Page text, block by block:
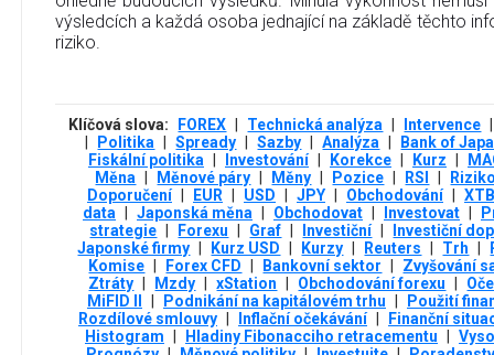
výsledcích a každá osoba jednající na základě těchto
riziko.
Klíčová slova: FOREX Technická analýza Intervence
Politika Spready Sazby Analýza
Bank of
Fiskální politika
Investování Korekce Kurz
Měna
Měnové páry Měny Pozice RSI
Doporučení
EUR USD JPY Obchodování
XTB
data
Japonská měna Obchodovat Investovat
strategie
Forexu Graf Investiční
Investiční
Japonské firmy
Kurz USD Kurzy Reuters Trh
Komise
Forex CFD Bankovní sektor
Zvyšování
Ztráty
Mzdy xStation Obchodování forexu
MiFID II
Podnikání na kapitálovém trhu
Použití
Rozdílové smlouvy
Inflační očekávání
Finanční
Histogram
Hladiny Fibonacciho retracementu